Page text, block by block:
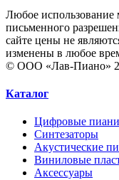
Любое использование
письменного
сайте цены не
изменены в любое
© ООО «Лав-Пиано»
Каталог
Цифровые
Синтезаторы
Акустические
Виниловые
Аксессуары